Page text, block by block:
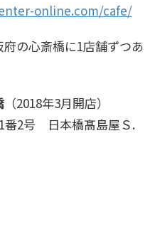
online.com/cafe/
の心斎橋に1店舗ずつあ
（2018年3月開店）
番2号 日本橋髙島屋Ｓ.